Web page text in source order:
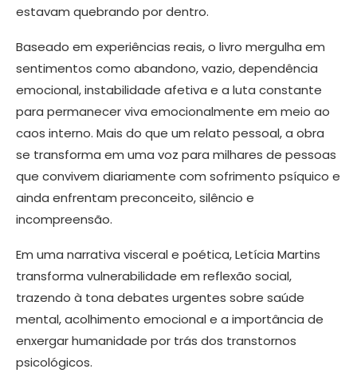
estavam quebrando por dentro.
Baseado em experiências reais, o livro mergulha em
sentimentos como abandono, vazio, dependência
emocional, instabilidade afetiva e a luta constante
para permanecer viva emocionalmente em meio ao
caos interno. Mais do que um relato pessoal, a obra
se transforma em uma voz para milhares de pessoas
que convivem diariamente com sofrimento psíquico e
ainda enfrentam preconceito, silêncio e
incompreensão.
Em uma narrativa visceral e poética, Letícia Martins
transforma vulnerabilidade em reflexão social,
trazendo à tona debates urgentes sobre saúde
mental, acolhimento emocional e a importância de
enxergar humanidade por trás dos transtornos
psicológicos.